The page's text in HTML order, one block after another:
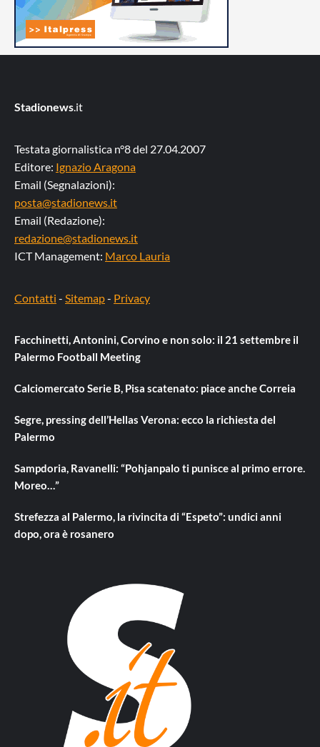
Stadionews.it
Testata giornalistica n°8 del 27.04.2007
Editore: Ignazio Aragona
Email (Segnalazioni):
posta@stadionews.it
Email (Redazione):
redazione@stadionews.it
ICT Management: Marco Lauria
Contatti - Sitemap- Privacy
Facchinetti, Antonini, Corvino e non solo: il 21 settembre il
Palermo Football Meeting
Calciomercato Serie B, Pisa scatenato: piace anche Correia
Segre, pressing dell’Hellas Verona: ecco la richiesta del
Palermo
Sampdoria, Ravanelli: “Pohjanpalo ti punisce al primo errore.
Moreo…”
Strefezza al Palermo, la rivincita di “Espeto”: undici anni
dopo, ora è rosanero